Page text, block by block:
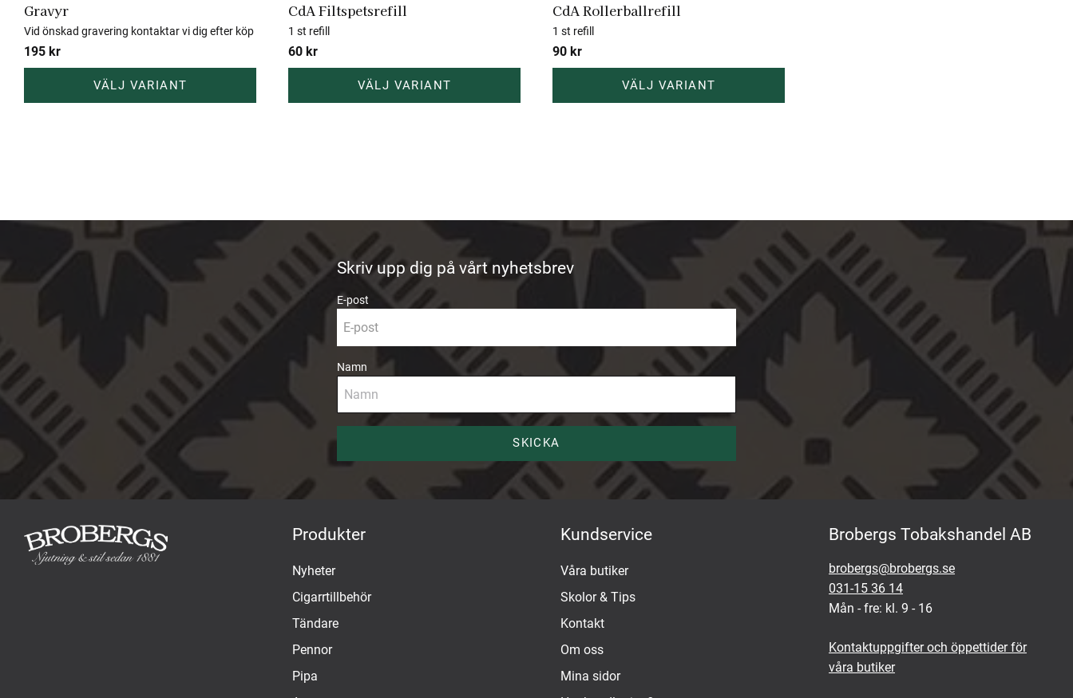
Gravyr
Vid önskad gravering kontaktar vi dig efter köp
195 kr
CdA Filtspetsrefill
1 st refill
60 kr
CdA Rollerballrefill
1 st refill
90 kr
Skriv upp dig på vårt nyhetsbrev
E-post
Namn
SKICKA
Produkter
Nyheter
Cigarrtillbehör
Tändare
Pennor
Pipa
Kundservice
Våra butiker
Skolor & Tips
Kontakt
Om oss
Mina sidor
Brobergs Tobakshandel AB
brobergs@brobergs.se
031-15 36 14
Mån - fre: kl. 9 - 16
Kontaktuppgifter och öppettider för
våra butiker